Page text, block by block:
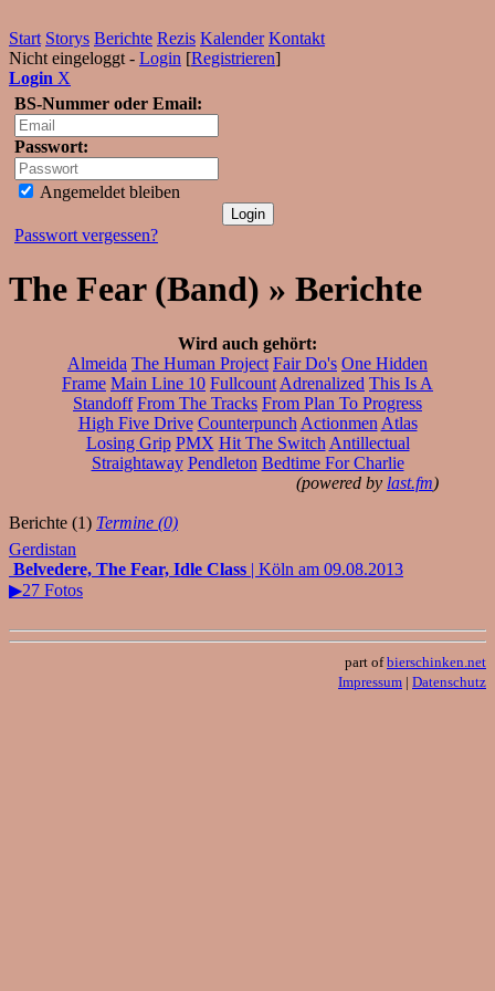
Start Storys Berichte Rezis Kalender Kontakt
Nicht eingeloggt - Login [Registrieren]
Login X
BS-Nummer oder Email:
Passwort:
Angemeldet bleiben
Passwort vergessen?
The Fear (Band) » Berichte
Wird auch gehört:
Almeida The Human Project Fair Do's One Hidden
Frame Main Line 10 Fullcount Adrenalized This Is A
Standoff From The Tracks From Plan To Progress
High Five Drive Counterpunch Actionmen Atlas
Losing Grip PMX Hit The Switch Antillectual
Straightaway Pendleton Bedtime For Charlie
(powered by last.fm)
Berichte (1) Termine (0)
Gerdistan
Belvedere, The Fear, Idle Class | Köln am 09.08.2013
▶27 Fotos
part ofbierschinken.net
Impressum | Datenschutz